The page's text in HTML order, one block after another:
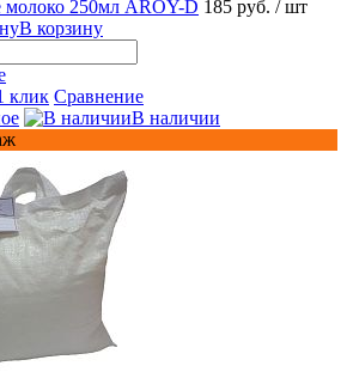
молоко 250мл AROY-D 185 руб. / шт
В корзину
клик Сравнение
В наличии